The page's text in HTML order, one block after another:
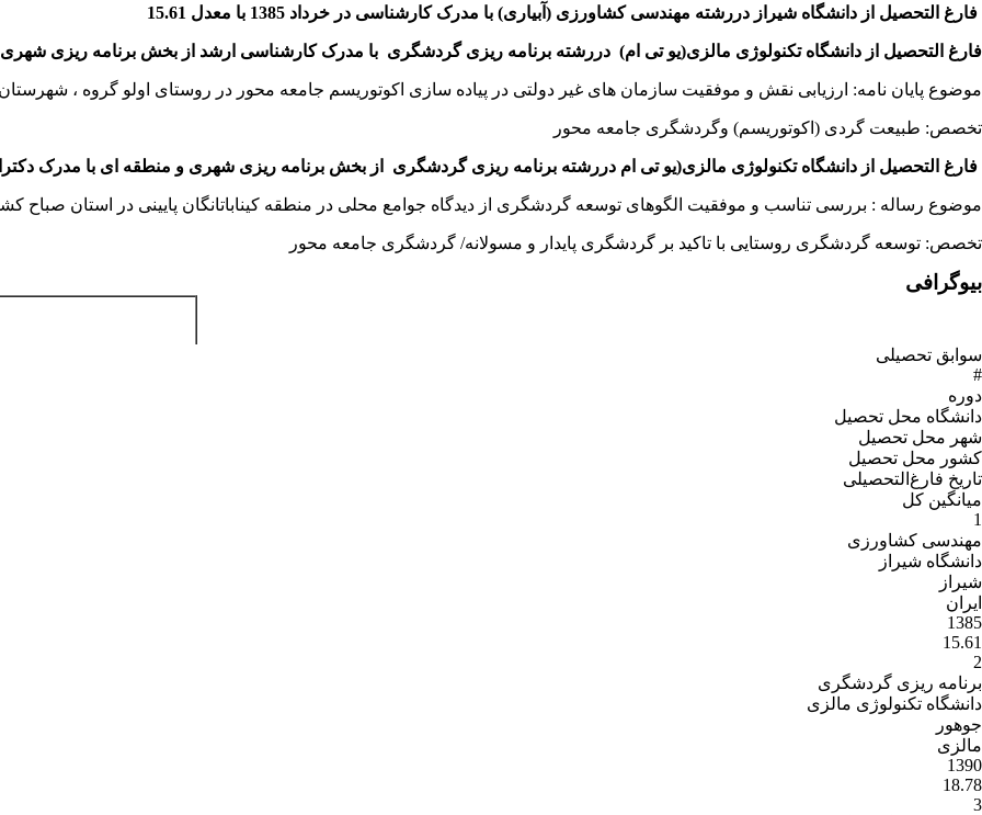
فارغ التحصیل از دانشگاه شیراز دررشته مهندسی کشاورزی (آبیاری) با مدرک کارشناسی در خرداد 1385 با معدل 15.61
فارغ التحصیل از دانشگاه تکنولوژی مالزی(یو تی ام) دررشته برنامه ریزی گردشگری با مدرک کارشناسی ارشد از بخش برنامه ریزی
موضوع پایان نامه: ارزیابی نقش و موفقیت سازمان های غیر دولتی در پیاده سازی اکوتوریسم جامعه محور در روستای اولو گروه ،
تخصص: طبیعت گردی (اکوتوریسم) وگردشگری جامعه محور
فارغ التحصیل از دانشگاه تکنولوژی مالزی(یو تی ام دررشته برنامه ریزی گردشگری از بخش برنامه ریزی شهری و منطقه ای با مدرک
موضوع رساله : بررسی تناسب و موفقیت الگوهای توسعه گردشگری از دیدگاه جوامع محلی در منطقه کیناباتانگان پایینی در استان
تخصص: توسعه گردشگری روستایی با تاکید بر گردشگری پایدار و مسولانه/ گردشگری جامعه محور
بیوگرافی
سوابق تحصیلی
#
دوره
دانشگاه محل تحصیل
شهر محل تحصیل
کشور محل تحصیل
تاریخ فارغ‌التحصیلى
میانگین کل
1
مهندسی کشاورزی
دانشگاه شیراز
شیراز
ایران
1385
15.61
2
برنامه ریزی گردشگری
دانشگاه تکنولوژی مالزی
جوهور
مالزی
1390
18.78
3